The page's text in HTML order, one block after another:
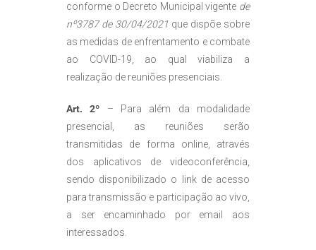
conforme o Decreto Municipal vigente de
nº3787 de 30/04/2021 que dispõe sobre
as medidas de enfrentamento e combate
ao COVID-19, ao qual viabiliza a
realização de reuniões presenciais.
Art. 2º – Para além da modalidade
presencial, as reuniões serão
transmitidas de forma online, através
dos aplicativos de videoconferência,
sendo disponibilizado o link de acesso
para transmissão e participação ao vivo,
a ser encaminhado por email aos
interessados.